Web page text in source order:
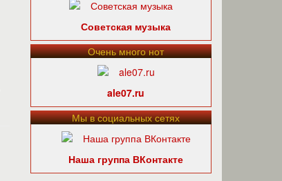
Советская музыка
Очень много нот
ale07.ru
Мы в социальных сетях
Наша группа ВКонтакте